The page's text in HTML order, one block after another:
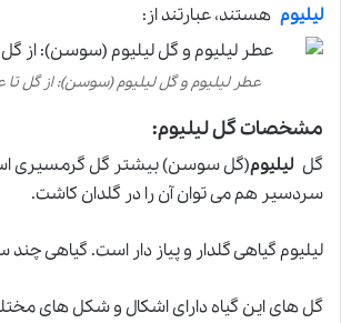
لیلیوم هستند، عبارتند از:
عطر لیلیوم و گل لیلیوم (سوسن): از گل تا
مشخصات گل لیلیوم:
گل لیلیوم(گل سوسن) بیشتر گل گرمسیری
سردسیر هم می توان آن را در گلدان کاشت.
لیلیوم گیاهی گلدار و پیاز دار است. گیاهی
گل های این گیاه دارای اشکال و شکل های